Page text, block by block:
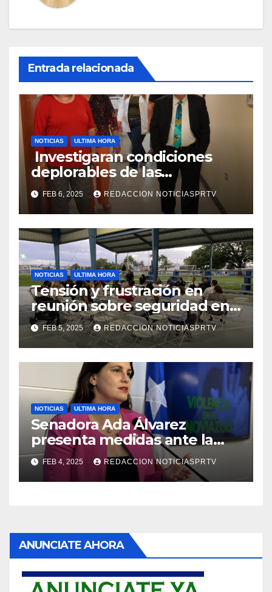
Entrada relacionada
NOTICIAS ULTIMA HORA
Investigaran condiciones
deplorables de las
facilidades el Departamento
de la Salud en Mayagüez
FEB 6, 2025 REDACCION NOTICIASPRTV
NOTICIAS ULTIMA HORA
Tensión y frustración en
reunión sobre seguridad en
Reparto Metropolitano
FEB 5, 2025 REDACCION NOTICIASPRTV
NOTICIAS ULTIMA HORA
Senadora Ada Álvarez
presenta medidas ante la
violencia en el noviazgo
FEB 4, 2025 REDACCION NOTICIASPRTV
ANUNCIATE AHORA